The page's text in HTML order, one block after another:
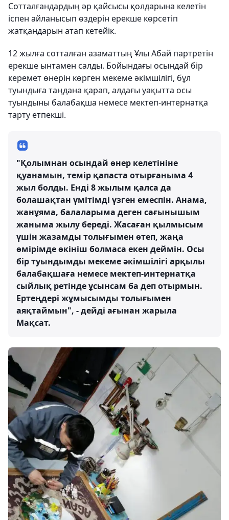
Сотталғандардың әр қайсысы қолдарына келетін
іспен айланысып өздерін ерекше көрсетіп
жатқандарын атап кетейік.
12 жылға сотталған азаматтың Ұлы Абай партретін
ерекше ынтамен салды. Бойындағы осындай бір
керемет өнерін көрген мекеме әкімшілігі, бұл
туындыға таңдана қарап, алдағы уақытта осы
туындыны балабақша немесе мектеп-интернатқа
тарту етпекші.
"Қолымнан осындай өнер келетініне
қуанамын, темір қапаста отырғаныма 4
жыл болды. Енді 8 жылым қалса да
болашақтан үмітімді үзген емеспін. Анама,
жанұяма, балаларыма деген сағынышым
жаныма жылу береді. Жасаған қылмысым
үшін жазамды толығымен өтеп, жаңа
өмірімде өкініш болмаса екен деймін. Осы
бір туындымды мекеме әкімшілігі арқылы
балабақшаға немесе мектеп-интернатқа
сыйлық ретінде ұсынсам ба деп отырмын.
Ертеңдері жұмысымды толығымен
аяқтаймын", - дейді ағынан жарыла
Мақсат.